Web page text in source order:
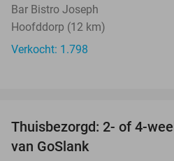
Bar Bistro Joseph
Hoofddorp (12 km)
Verkocht: 1.798
Thuisbezorgd: 2- of 4-
van GoSlank